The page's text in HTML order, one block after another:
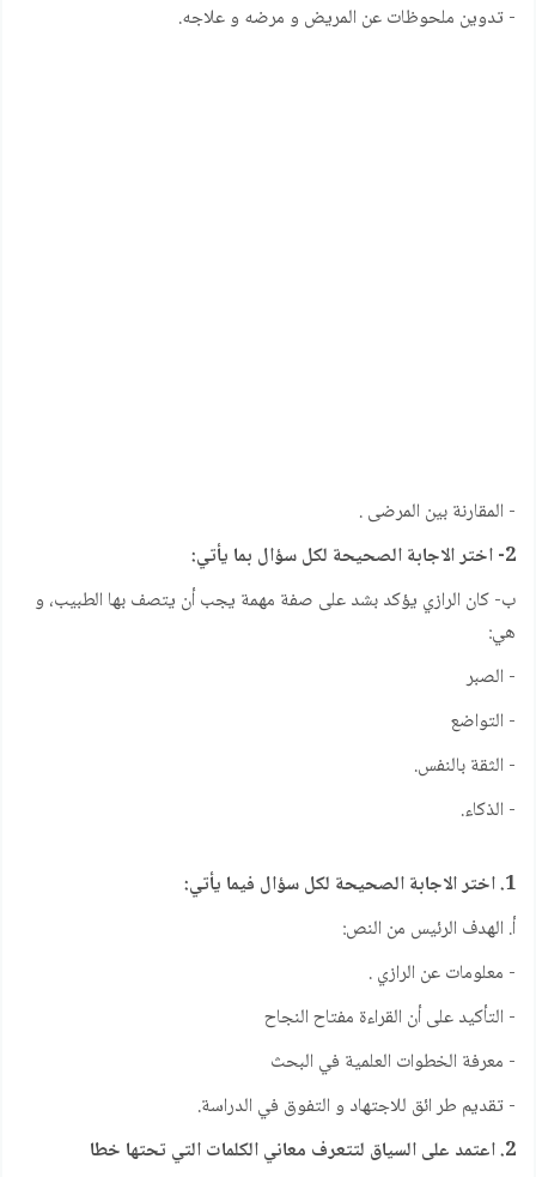
- تدوين ملحوظات عن المريض و مرضه و علاجه.
- المقارنة بين المرضى .
2- اختر الاجابة الصحيحة لكل سؤال بما يأتي:
ب- كان الرازي يؤكد بشد على صفة مهمة يجب أن يتصف بها الطبيب، و
هي:
- الصبر
- التواضع
- الثقة بالنفس.
- الذكاء.
1. اختر الاجابة الصحيحة لكل سؤال فيما يأتي:
أ. الهدف الرئيس من النص:
- معلومات عن الرازي .
- التأكيد على أن القراءة مفتاح النجاح
- معرفة الخطوات العلمية في البحث
- تقديم طر ائق للاجتهاد و التفوق في الدراسة.
2. اعتمد على السياق لتتعرف معاني الكلمات التي تحتها خطا